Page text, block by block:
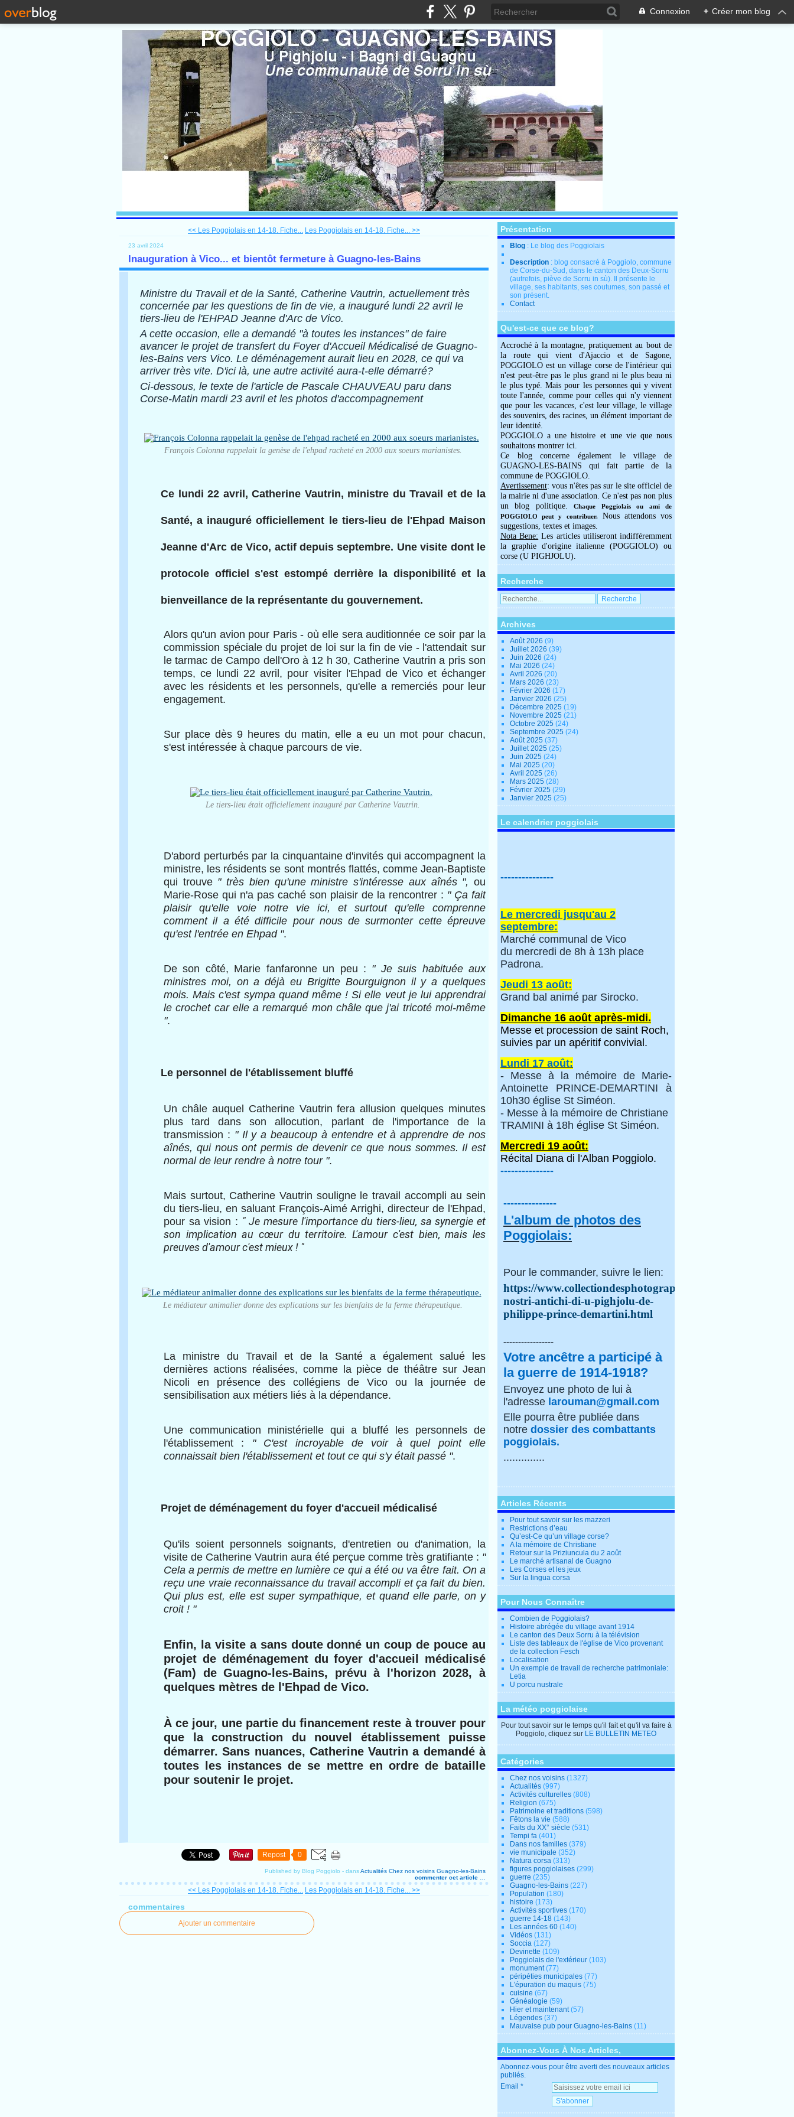
Connexion + Créer mon blog
<< Les Poggiolais en 14-18. Fiche... Les Poggiolais en 14-18. Fiche... >>
23 avril 2024
Inauguration à Vico... et bientôt fermeture à Guagno-les-Bains
Ministre du Travail et de la Santé, Catherine Vautrin, actuellement très
concernée par les questions de fin de vie, a inauguré lundi 22 avril le
tiers-lieu de l'EHPAD Jeanne d'Arc de Vico.
A cette occasion, elle a demandé "à toutes les instances" de faire
avancer le projet de transfert du Foyer d'Accueil Médicalisé de Guagno-
les-Bains vers Vico. Le déménagement aurait lieu en 2028, ce qui va
arriver très vite. D'ici là, une autre activité aura-t-elle démarré?
Ci-dessous, le texte de l'article de Pascale CHAUVEAU paru dans
Corse-Matin mardi 23 avril et les photos d'accompagnement
François Colonna rappelait la genèse de l'ehpad racheté en 2000 aux soeurs marianistes.
Ce lundi 22 avril, Catherine Vautrin, ministre du Travail et de la
Santé, a inauguré officiellement le tiers-lieu de l'Ehpad Maison
Jeanne d'Arc de Vico, actif depuis septembre. Une visite dont le
protocole officiel s'est estompé derrière la disponibilité et la
bienveillance de la représentante du gouvernement.
Alors qu'un avion pour Paris - où elle sera auditionnée ce soir par la
commission spéciale du projet de loi sur la fin de vie - l'attendait sur
le tarmac de Campo dell'Oro à 12 h 30, Catherine Vautrin a pris son
temps, ce lundi 22 avril, pour visiter l'Ehpad de Vico et échanger
avec les résidents et les personnels, qu'elle a remerciés pour leur
engagement.
Sur place dès 9 heures du matin, elle a eu un mot pour chacun,
s'est intéressée à chaque parcours de vie.
Le tiers-lieu était officiellement inauguré par Catherine Vautrin.
D'abord perturbés par la cinquantaine d'invités qui accompagnent la
ministre, les résidents se sont montrés flattés, comme Jean-Baptiste
qui trouve " très bien qu'une ministre s'intéresse aux aînés ", ou
Marie-Rose qui n'a pas caché son plaisir de la rencontrer : " Ça fait
plaisir qu'elle voie notre vie ici, et surtout qu'elle comprenne
comment il a été difficile pour nous de surmonter cette épreuve
qu'est l'entrée en Ehpad ".
De son côté, Marie fanfaronne un peu : " Je suis habituée aux
ministres moi, on a déjà eu Brigitte Bourguignon il y a quelques
mois. Mais c'est sympa quand même ! Si elle veut je lui apprendrai
le crochet car elle a remarqué mon châle que j'ai tricoté moi-même
".
Le personnel de l'établissement bluffé
Un châle auquel Catherine Vautrin fera allusion quelques minutes
plus tard dans son allocution, parlant de l'importance de la
transmission : " Il y a beaucoup à entendre et à apprendre de nos
aînés, qui nous ont permis de devenir ce que nous sommes. Il est
normal de leur rendre à notre tour ".
Mais surtout, Catherine Vautrin souligne le travail accompli au sein
du tiers-lieu, en saluant François-Aimé Arrighi, directeur de l'Ehpad,
pour sa vision : " Je mesure l'importance du tiers-lieu, sa synergie et
son implication au cœur du territoire. L'amour c'est bien, mais les
preuves d'amour c'est mieux ! "
Le médiateur animalier donne des explications sur les bienfaits de la ferme thérapeutique.
La ministre du Travail et de la Santé a également salué les
dernières actions réalisées, comme la pièce de théâtre sur Jean
Nicoli en présence des collégiens de Vico ou la journée de
sensibilisation aux métiers liés à la dépendance.
Une communication ministérielle qui a bluffé les personnels de
l'établissement : " C'est incroyable de voir à quel point elle
connaissait bien l'établissement et tout ce qui s'y était passé ".
Projet de déménagement du foyer d'accueil médicalisé
Qu'ils soient personnels soignants, d'entretien ou d'animation, la
visite de Catherine Vautrin aura été perçue comme très gratifiante : "
Cela a permis de mettre en lumière ce qui a été ou va être fait. On a
reçu une vraie reconnaissance du travail accompli et ça fait du bien.
Qui plus est, elle est super sympathique, et quand elle parle, on y
croit ! "
Enfin, la visite a sans doute donné un coup de pouce au
projet de déménagement du foyer d'accueil médicalisé
(Fam) de Guagno-les-Bains, prévu à l'horizon 2028, à
quelques mètres de l'Ehpad de Vico.
À ce jour, une partie du financement reste à trouver pour
que la construction du nouvel établissement puisse
démarrer. Sans nuances, Catherine Vautrin a demandé à
toutes les instances de se mettre en ordre de bataille
pour soutenir le projet.
Repost 0
Published by Blog Poggiolo - dansActualités Chez nos voisins Guagno-les-Bains
commenter cet article
<< Les Poggiolais en 14-18. Fiche... Les Poggiolais en 14-18. Fiche... >>
commentaires
Ajouter un commentaire
Présentation
Blog : Le blog des Poggiolais
Description : blog consacré à Poggiolo, commune
de Corse-du-Sud, dans le canton des Deux-Sorru
(autrefois, piève de Sorru in sù). Il présente le
village, ses habitants, ses coutumes, son passé et
son présent.
Contact
Qu'est-ce que ce blog?
Accroché à la montagne, pratiquement au bout de
la route qui vient d'Ajaccio et de Sagone,
POGGIOLO est un village corse de l'intérieur qui
n'est peut-être pas le plus grand ni le plus beau ni
le plus typé. Mais pour les personnes qui y vivent
toute l'année, comme pour celles qui n'y viennent
que pour les vacances, c'est leur village, le village
des souvenirs, des racines, un élément important de
leur identité.
POGGIOLO a une histoire et une vie que nous
souhaitons montrer ici.
Ce blog concerne également le village de
GUAGNO-LES-BAINS qui fait partie de la
commune de POGGIOLO.
Avertissement: vous n'êtes pas sur le site officiel de
la mairie ni d'une association. Ce n'est pas non plus
un blog politique.Chaque Poggiolais ou ami de
POGGIOLO peut y contribuer.Nous attendons vos
suggestions, textes et images.
Nota Bene: Les articles utiliseront indifféremment
la graphie d'origine italienne (POGGIOLO) ou
corse (U PIGHJOLU).
Recherche
Archives
Août 2026 (9)
Juillet 2026 (39)
Juin 2026 (24)
Mai 2026 (24)
Avril 2026 (20)
Mars 2026 (23)
Février 2026 (17)
Janvier 2026 (25)
Décembre 2025 (19)
Novembre 2025 (21)
Octobre 2025 (24)
Septembre 2025 (24)
Août 2025 (37)
Juillet 2025 (25)
Juin 2025 (24)
Mai 2025 (20)
Avril 2025 (26)
Mars 2025 (28)
Février 2025 (29)
Janvier 2025 (25)
Le calendrier poggiolais
---------------
Le mercredi jusqu'au 2
septembre:
Marché communal de Vico
du mercredi de 8h à 13h place
Padrona.
Jeudi 13 août:
Grand bal animé par Sirocko.
Dimanche 16 août après-midi.
Messe et procession de saint Roch,
suivies par un apéritif convivial.
Lundi 17 août:
- Messe à la mémoire de Marie-
Antoinette PRINCE-DEMARTINI à
10h30 église St Siméon.
- Messe à la mémoire de Christiane
TRAMINI à 18h église St Siméon.
Mercredi 19 août:
Récital Diana di l'Alban Poggiolo.
---------------
---------------
L'album de photos des
Poggiolais:
Pour le commander, suivre le lien:
https://www.collectiondesphotographes.com/i-
nostri-antichi-di-u-pighjolu-de-
philippe-prince-demartini.html
-----------------
Votre ancêtre a participé à
la guerre de 1914-1918?
Envoyez une photo de lui à
l'adresse larouman@gmail.com
Elle pourra être publiée dans
notre dossier des combattants
poggiolais.
..............
Articles Récents
Pour tout savoir sur les mazzeri
Restrictions d’eau
Qu’est-Ce qu’un village corse?
A la mémoire de Christiane
Retour sur la Priziuncula du 2 août
Le marché artisanal de Guagno
Les Corses et les jeux
Sur la lingua corsa
Pour Nous Connaître
Combien de Poggiolais?
Histoire abrégée du village avant 1914
Le canton des Deux Sorru à la télévision
Liste des tableaux de l'église de Vico provenant
de la collection Fesch
Localisation
Un exemple de travail de recherche patrimoniale:
Letia
U porcu nustrale
La météo poggiolaise
Pour tout savoir sur le temps qu'il fait et qu'il va faire à
Poggiolo, cliquez sur LE BULLETIN METEO
Catégories
Chez nos voisins (1327)
Actualités (997)
Activités culturelles (808)
Religion (675)
Patrimoine et traditions (598)
Fêtons la vie (588)
Faits du XX° siècle (531)
Tempi fa (401)
Dans nos familles (379)
vie municipale (352)
Natura corsa (313)
figures poggiolaises (299)
guerre (235)
Guagno-les-Bains (227)
Population (180)
histoire (173)
Activités sportives (170)
guerre 14-18 (143)
Les années 60 (140)
Vidéos (131)
Soccia (127)
Devinette (109)
Poggiolais de l'extérieur (103)
monument(77)
péripéties municipales (77)
L'épuration du maquis (75)
cuisine (67)
Généalogie (59)
Hier et maintenant(57)
Légendes (37)
Mauvaise pub pour Guagno-les-Bains (11)
Abonnez-Vous À Nos Articles,
Abonnez-vous pour être averti des nouveaux articles
publiés.
Email